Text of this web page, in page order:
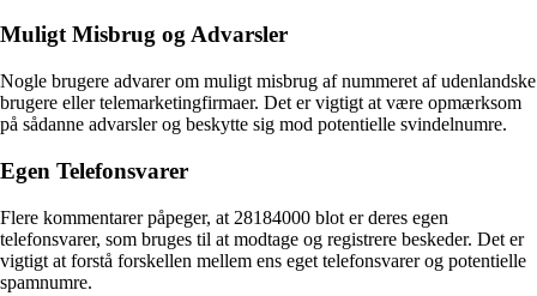
Muligt Misbrug og Advarsler
Nogle brugere advarer om muligt misbrug af nummeret af udenlandske
brugere eller telemarketingfirmaer. Det er vigtigt at være opmærksom
på sådanne advarsler og beskytte sig mod potentielle svindelnumre.
Egen Telefonsvarer
Flere kommentarer påpeger, at 28184000 blot er deres egen
telefonsvarer, som bruges til at modtage og registrere beskeder. Det er
vigtigt at forstå forskellen mellem ens eget telefonsvarer og potentielle
spamnumre.